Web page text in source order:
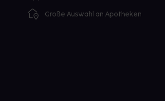
Große Auswahl an Apotheken